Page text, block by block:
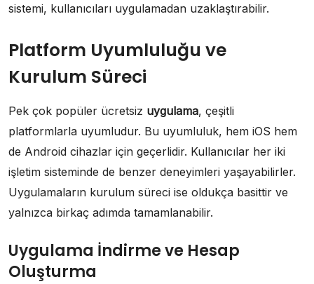
sistemi, kullanıcıları uygulamadan uzaklaştırabilir.
Platform Uyumluluğu ve
Kurulum Süreci
Pek çok popüler ücretsiz uygulama, çeşitli
platformlarla uyumludur. Bu uyumluluk, hem iOS hem
de Android cihazlar için geçerlidir. Kullanıcılar her iki
işletim sisteminde de benzer deneyimleri yaşayabilirler.
Uygulamaların kurulum süreci ise oldukça basittir ve
yalnızca birkaç adımda tamamlanabilir.
Uygulama İndirme ve Hesap
Oluşturma